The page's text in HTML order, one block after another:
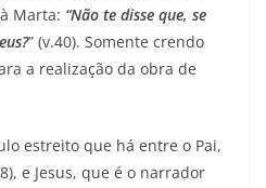
Marta: “Não te disse que, se
” (v.40). Somente crendo
a realização da obra de
estreito que há entre o Pai,
e Jesus, que é o narrador